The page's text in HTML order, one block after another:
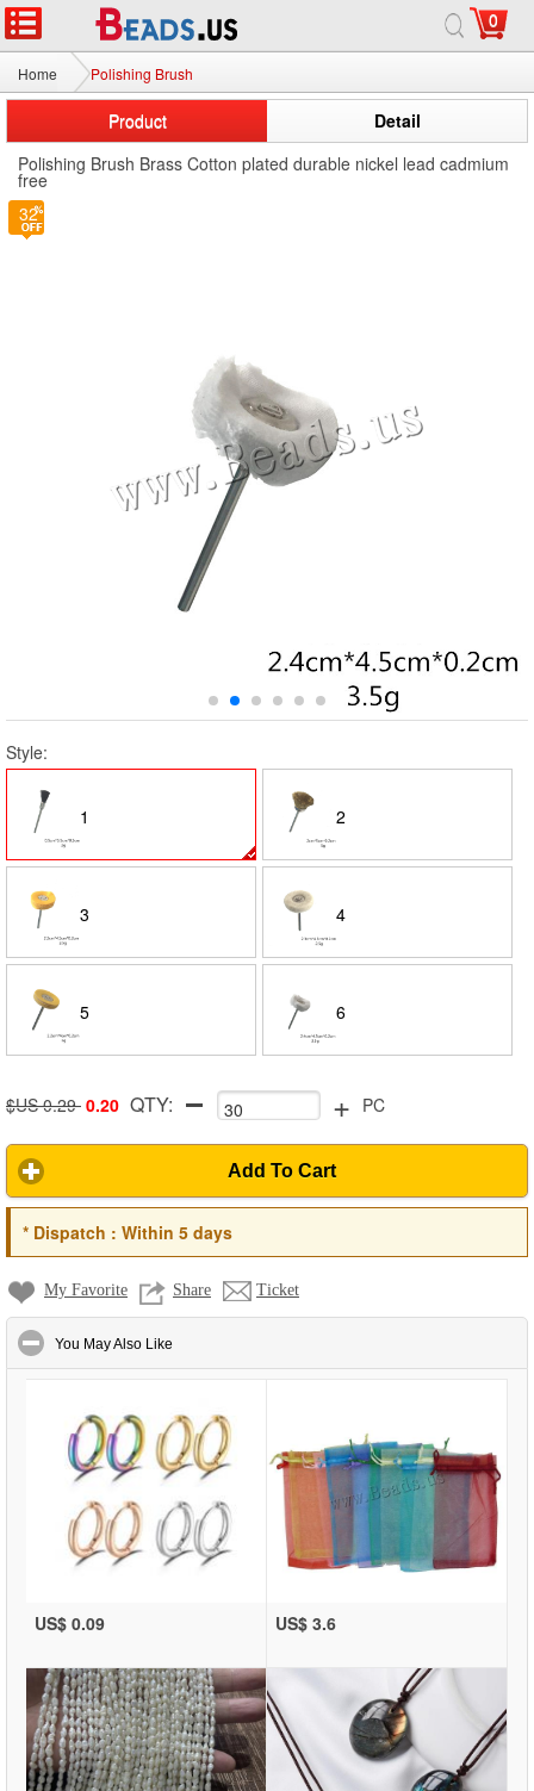
0
Home Polishing Brush
Product
Detail
Polishing Brush Brass Cotton plated durable nickel lead cadmium
free
32
Style:
1 2
3 4
5 6
$US 0.29 0.20 QTY: + PC
Add To Cart
*Dispatch : Within 5 days
My Favorite Share Ticket
You May Also Like
US$ 0.09 US$ 3.6